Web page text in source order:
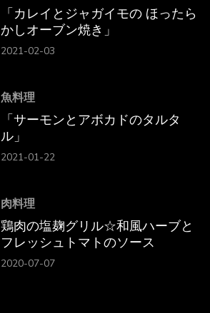
「カレイとジャガイモの ほったら
かしオーブン焼き」
2021-02-03
魚料理
「サーモンとアボカドのタルタ
ル」
2021-01-22
肉料理
鶏肉の塩麹グリル☆和風ハーブと
フレッシュトマトのソース
2020-07-07